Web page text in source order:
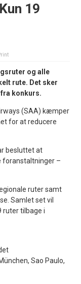
19
og alle
rute. Det sker
konkurs.
(SAA) kæmper
for at reducere
besluttet at
–
ruter samt
Samlet set vil
ruter tilbage i
Sao Paulo,